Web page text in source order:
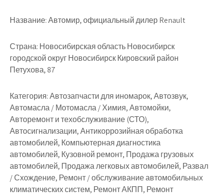
Название:Автомир, официальный дилер Renault
Страна: Новосибирская область Новосибирск
городской округ Новосибирск Кировский район
Петухова, 87
Категория:Автозапчасти для иномарок, Автозвук,
Автомасла / Мотомасла / Химия, Автомойки,
Авторемонт и техобслуживание (СТО),
Автосигнализации, Антикоррозийная обработка
автомобилей, Компьютерная диагностика
автомобилей, Кузовной ремонт, Продажа грузовых
автомобилей, Продажа легковых автомобилей, Развал
/ Схождение, Ремонт / обслуживание автомобильных
климатических систем, Ремонт АКПП, Ремонт